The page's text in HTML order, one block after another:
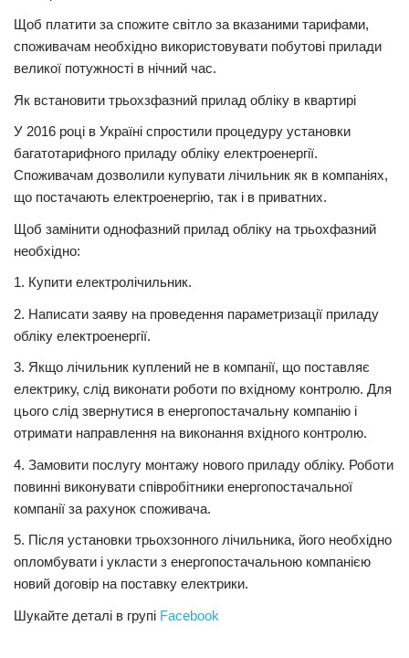
Щоб платити за спожите світло за вказаними тарифами,
споживачам необхідно використовувати побутові прилади
великої потужності в нічний час.
Як встановити трьохзфазний прилад обліку в квартирі
У 2016 році в Україні спростили процедуру установки
багатотарифного приладу обліку електроенергії.
Споживачам дозволили купувати лічильник як в компаніях,
що постачають електроенергію, так і в приватних.
Щоб замінити однофазний прилад обліку на трьохфазний
необхідно:
1. Купити електролічильник.
2. Написати заяву на проведення параметризації приладу
обліку електроенергії.
3. Якщо лічильник куплений не в компанії, що поставляє
електрику, слід виконати роботи по вхідному контролю. Для
цього слід звернутися в енергопостачальну компанію і
отримати направлення на виконання вхідного контролю.
4. Замовити послугу монтажу нового приладу обліку. Роботи
повинні виконувати співробітники енергопостачальної
компанії за рахунок споживача.
5. Після установки трьохзонного лічильника, його необхідно
опломбувати і укласти з енергопостачальною компанією
новий договір на поставку електрики.
Шукайте деталі в групі Facebook